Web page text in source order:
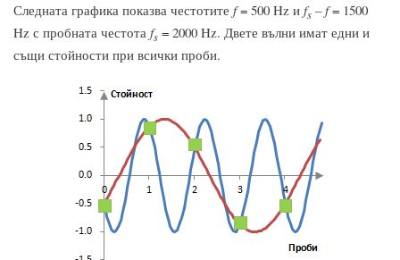
Следната графика показва честотите f= 500 Hz и fs – f= 1500
Hz с пробната честота fs = 2000 Hz. Двете вълни имат едни и
същи стойности при всички проби.